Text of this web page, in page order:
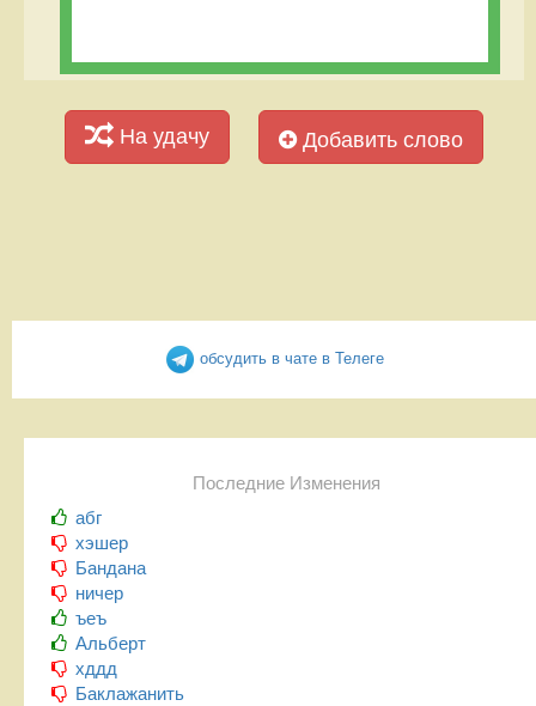
На удачу Добавить слово
обсудить в чате в Телеге
Последние Изменения
абг
хэшер
Бандана
ничер
ъеъ
Альберт
хддд
Баклажанить